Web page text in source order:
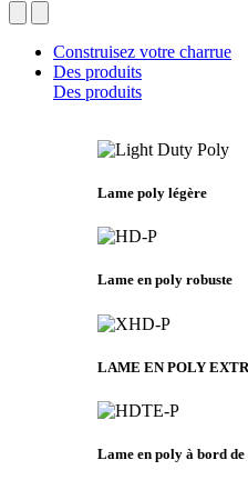
Construisez votre charrue
Des produits
Des produits
Lame poly légère
Lame en poly robuste
LAME EN POLY
Lame en poly à bord